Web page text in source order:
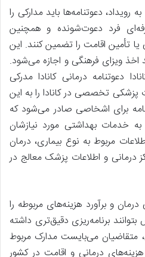
رویداد، دعوتنامه‌ها باید مدارکی را
فرد دعوت‌شونده و همچنین
یا تأمین اقامت را تضمین کنند. این
ویزای فرهنگی و اجازه می‌شود.
دعوتنامه درمانی کانادا مدرکی
پزشکی تخصصی در کانادا را به این
برای اشخاصی صادر می‌شود که
خدمات بهداشتی مورد نیازشان
مربوط به نوع بیماری، درمان
درمانی و اطلاعات پزشک معالج در
و برآورد هزینه‌های مربوطه را
برنامه‌ریزی دقیق‌تری داشته
متقاضیان می‌بایست مدارک مربوط
درمانی و اقامت در کشور